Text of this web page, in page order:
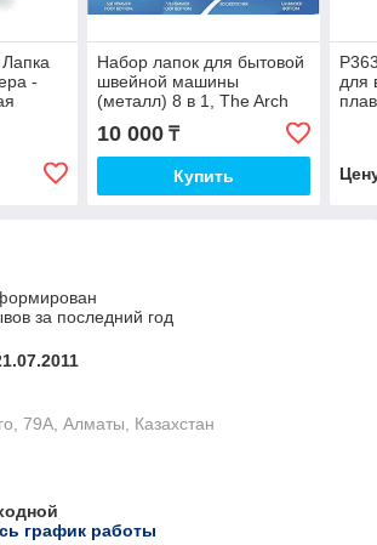
-
Набор лапок для бытовой
швейной машины
(металл) 8 в 1, The Arch
10 000₸
Купить
для
за последний год
79А, Алматы, Казахстан
график работы